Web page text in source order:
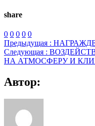
share
0 0 0 0 0
Предыдущая :
Следующая :
НА АТМОСФЕРУ И
Автор: